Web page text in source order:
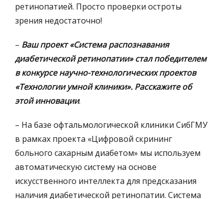
ретинопатией. Просто проверки остроты
зрения недостаточно!
– Ваш проект «Система распознавания
диабетической ретинопатии» стал победителем
в конкурсе научно-технологических проектов
«Технологии умной клиники». Расскажите об
этой инновации.
– На базе офтальмологической клиники СибГМУ
в рамках проекта «Цифровой скрининг
больного сахарным диабетом» мы используем
автоматическую систему на основе
искусственного интеллекта для предсказания
наличия диабетической ретинопатии. Система